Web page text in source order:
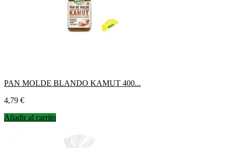
PAN MOLDE BLANDO KAMUT 400...
Precio
4,79 €
Añadir al carrito